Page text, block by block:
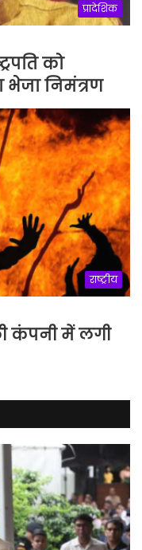
प्रादेशिक
को
भेजा निमंत्रण
राष्ट्रीय
कंपनी में लगी